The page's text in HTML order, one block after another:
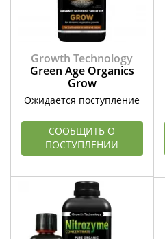
Growth Technology
Green Age Organics
Grow
Ожидается поступление
СООБЩИТЬ О
ПОСТУПЛЕНИИ